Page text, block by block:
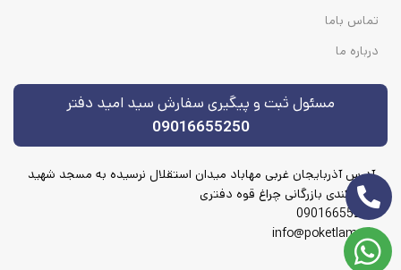
تماس باما
درباره ما
مسئول ثبت و پیگیری سفارش سید امید دفتر
09016655250
آدرس آذربایجان غربی مهاباد میدان استقلال نرسیده به مسجد شهید
شهریکندی بازرگانی چراغ قوه دفتری
09016655250
info@poketlamp.ir